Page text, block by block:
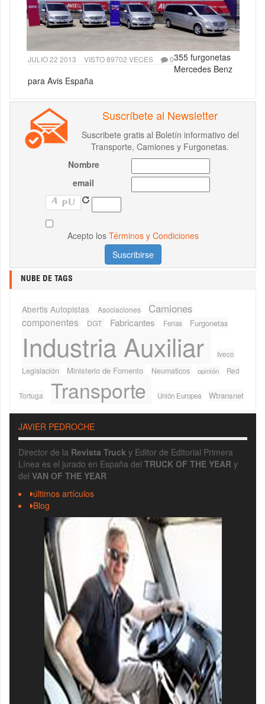
JULIO 22 2013 VISTO 89702 VECES 0355 furgonetas
Mercedes Benz
para Avis España
Suscríbete al Newsletter
Suscribete gratis al Boletín informativo del
Transporte, Camiones y Furgonetas.
Nombre
email
Acepto los Términos y Condiciones
NUBE DE TAGS
Abertis Autopistas Asociaciones Camiones
componentes DGT Fabricantes Ferias Furgonetas
Industria Auxiliar
Iveco
Legislación
Ministerio de Fomento Neumaticos opinión Red
Tortuga Transporte Unión Europea Wtransnet
JAVIER PEDROCHE
Director de la Revista Truck y Editor de Editorial Primera
Línea es el jurado en España del TRUCK OF THE YEAR y
del VAN OF THE YEAR
últimos artículos
Blog